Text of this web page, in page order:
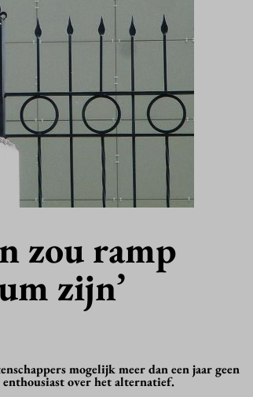
zou ramp
zijn’
mogelijk meer dan een jaar geen
over het alternatief.